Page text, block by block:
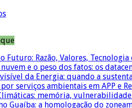
Futuro: Razão, Valores,
e o peso dos fatos: os
da Energia: quando a
serviços ambientais em APP e
memória,
Guaíba: a homologação do